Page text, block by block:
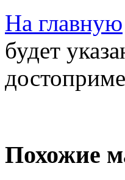
На главную
будет
Похожие